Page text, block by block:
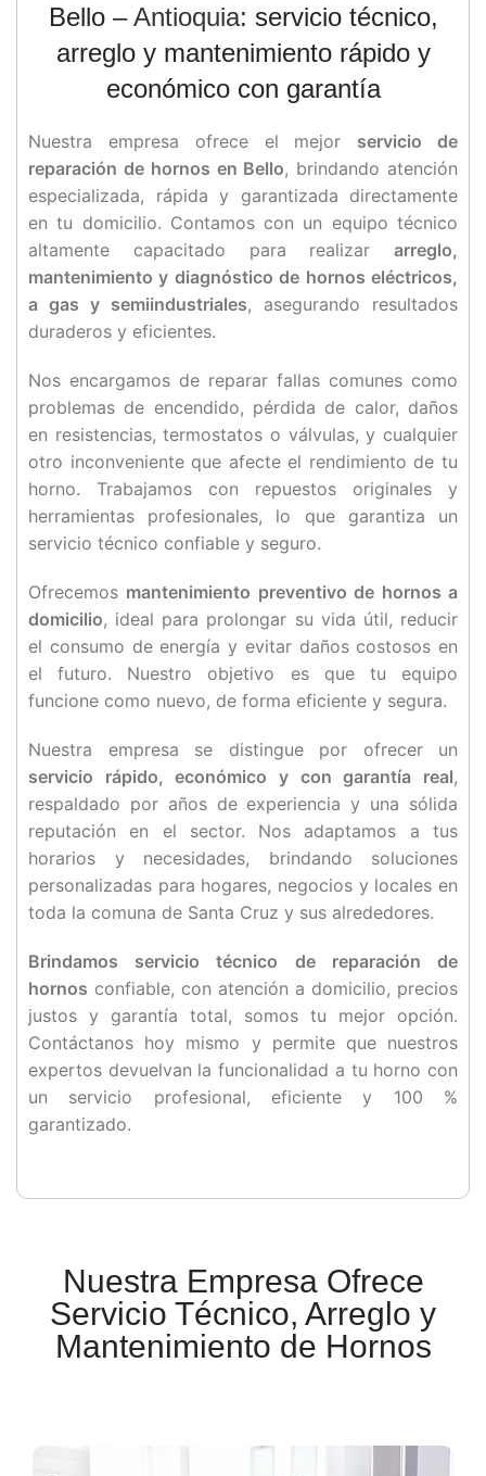
Bello –Antioquia: servicio técnico,
arreglo y mantenimiento rápido y
económico con garantía
Nuestra empresa ofrece el mejor servicio de
reparación de hornos en Bello, brindando atención
especializada, rápida y garantizada directamente
en tu domicilio. Contamos con un equipo técnico
altamente capacitado para realizar arreglo,
mantenimiento y diagnóstico de hornos eléctricos,
a gas y semiindustriales, asegurando resultados
duraderos y eficientes.
Nos encargamos de reparar fallas comunes como
problemas de encendido, pérdida de calor, daños
en resistencias, termostatos o válvulas, y cualquier
otro inconveniente que afecte el rendimiento de tu
horno. Trabajamos con repuestos originales y
herramientas profesionales, lo que garantiza un
servicio técnico confiable y seguro.
Ofrecemos mantenimiento preventivo de hornos a
domicilio, ideal para prolongar su vida útil, reducir
el consumo de energía y evitar daños costosos en
el futuro. Nuestro objetivo es que tu equipo
funcione como nuevo, de forma eficiente y segura.
Nuestra empresa se distingue por ofrecer un
servicio rápido, económico y con garantía real,
respaldado por años de experiencia y una sólida
reputación en el sector. Nos adaptamos a tus
horarios y necesidades, brindando soluciones
personalizadas para hogares, negocios y locales en
toda la comuna de Santa Cruz y sus alrededores.
Brindamos servicio técnico de reparación de
hornos confiable, con atención a domicilio, precios
justos y garantía total, somos tu mejor opción.
Contáctanos hoy mismo y permite que nuestros
expertos devuelvan la funcionalidad a tu horno con
un servicio profesional, eficiente y 100 %
garantizado.
Nuestra Empresa Ofrece
Servicio Técnico, Arreglo y
Mantenimiento de Hornos